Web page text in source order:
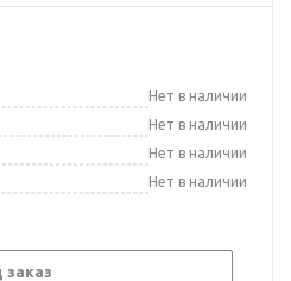
Нет в наличии
Нет в наличии
Нет в наличии
Нет в наличии
заказ